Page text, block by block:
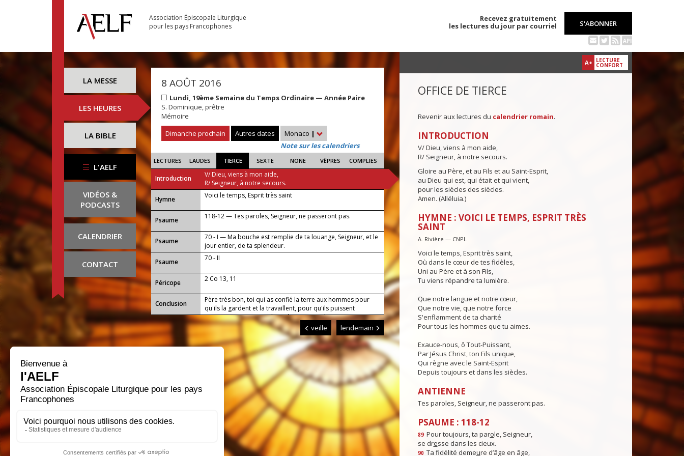
Association Épiscopale Liturgique
pour les pays Francophones
Recevez gratuitement
les lectures du jour par courriel
S'ABONNER
API
LA MESSE
LES HEURES
LA BIBLE
L'AELF
VIDÉOS &
PODCASTS
CALENDRIER
CONTACT
8 AOÛT 2016
Lundi, 19ème Semaine du Temps Ordinaire — Année Paire
S. Dominique, prêtre
Mémoire
Dimanche prochain
Autres dates Monaco |
Note sur les calendriers
LECTURES LAUDES TIERCE SEXTE NONE VÊPRES COMPLIES
Introduction
V/ Dieu, viens à mon aide,
R/ Seigneur, à notre secours.
...
Hymne Voici le temps, Esprit très saint
Psaume 118-12 — Tes paroles, Seigneur, ne passeront pas.
Psaume
70 - I — Ma bouche est remplie de ta louange, Seigneur, et le
jour entier, de ta splendeur.
Psaume
70 - II
Péricope 2 Co 13, 11
Conclusion
Père très bon, toi qui as confié la terre aux hommes pour
qu'ils la gardent et la travaillent, pour qu'ils puissent
progresser en s'entraidant, donne-nous de mener nos
travaux avec un esprit filial envers toi et un esprit fraternel
envers tous. Par Jésus, le Christ, notre Seigneur. Amen.
veille lendemain
A+ LECTURE
CONFORT
OFFICE DE TIERCE
Revenir aux lectures du calendrier romain.
INTRODUCTION
V/ Dieu, viens à mon aide,
R/ Seigneur, à notre secours.
Gloire au Père, et au Fils et au Saint-Esprit,
au Dieu qui est, qui était et qui vient,
pour les siècles des siècles.
Amen. (Alléluia.)
HYMNE : VOICI LE TEMPS, ESPRIT TRÈS
SAINT
A. Rivière — CNPL
Voici le temps, Esprit très saint,
Où dans le cœur de tes fidèles,
Uni au Père et à son Fils,
Tu viens répandre ta lumière.
Que notre langue et notre cœur,
Que notre vie, que notre force
S'enflamment de ta charité
Pour tous les hommes que tu aimes.
Exauce-nous, ô Tout-Puissant,
Par Jésus Christ, ton Fils unique,
Qui règne avec le Saint-Esprit
Depuis toujours et dans les siècles.
ANTIENNE
Tes paroles, Seigneur, ne passeront pas.
PSAUME : 118-12
89 Pour toujours, ta parole, Seigneur,
se dresse dans les cieux.
90 Ta fidélité demeure d’âge en âge,